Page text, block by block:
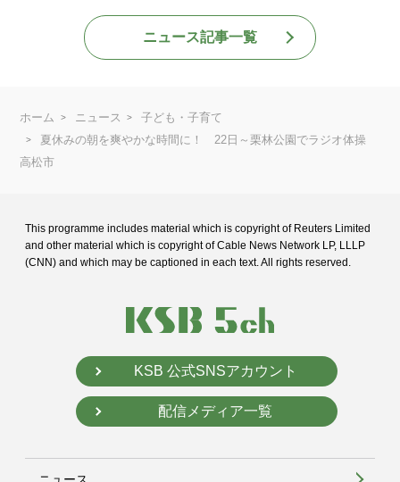
ニュース記事一覧
ホーム ニュース
子ども・子育て
夏休みの朝を爽やかな時間に！ 22日～栗林公園でラジオ体操
高松市
This programme includes material which is copyright of Reuters Limited
and other material which is copyright of Cable News Network LP, LLLP
(CNN) and which may be captioned in each text. All rights reserved.
KSB 公式SNSアカウント
配信メディア一覧